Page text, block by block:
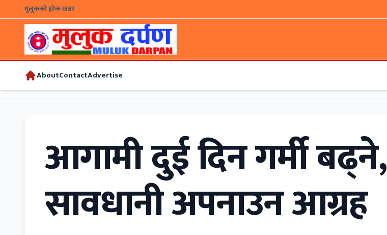
मुलुकको हरेक खबर
AboutContactAdvertise
आगामी दुई दिन गर्मी बढ्ने,
सावधानी अपनाउन आग्रह